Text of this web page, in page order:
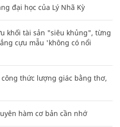
đại học của Lý Nhã Kỳ
khối tài sản "siêu khủng", từng
cựu mẫu 'không có nổi
thức lượng giác bằng thơ,
hàm cơ bản cần nhớ